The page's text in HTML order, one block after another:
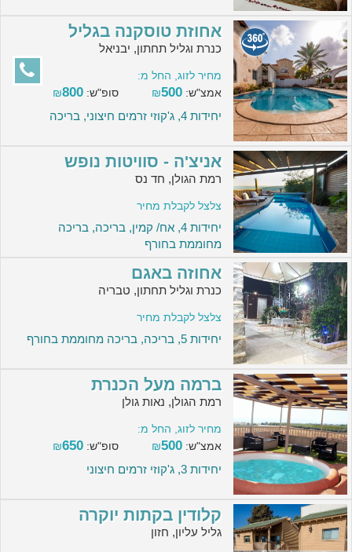
אחוזת טוסקנה בגליל
כנרת וגליל תחתון, יבניאל
מחיר לזוג, החל מ:
אמצ"ש:
₪500 סופ"ש: ₪800
יחידות 4, ג'קוזי זרמים חיצוני, בריכה
אניצ'ה - סוויטות נופש
רמת הגולן, חד נס
צלצל לקבלת מחיר
יחידות 4, אח/ קמין, בריכה, בריכה
מחוממת בחורף
אחוזה באגם
כנרת וגליל תחתון, טבריה
צלצל לקבלת מחיר
יחידות 5, בריכה, בריכה מחוממת בחורף
ברמה מעל הכנרת
רמת הגולן, נאות גולן
מחיר לזוג, החל מ:
אמצ"ש:
₪500 סופ"ש: ₪650
יחידות 3, ג'קוזי זרמים חיצוני
קלודין בקתות יוקרה
גליל עליון, חזון